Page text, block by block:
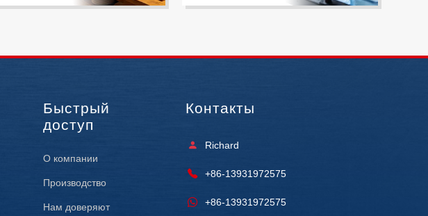
Быстрый
доступ
О компании
Производство
Нам доверяют
Контакты
Richard
+86-13931972575
+86-13931972575